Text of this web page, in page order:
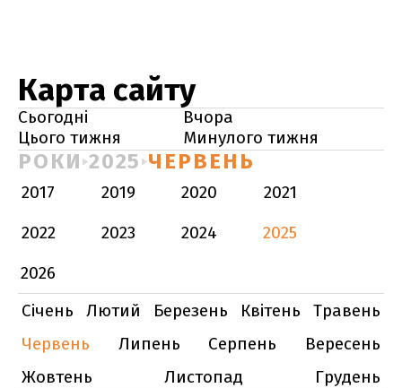
Карта сайту
Сьогодні
Вчора
Цього тижня
Минулого тижня
РОКИ 2025 ЧЕРВЕНЬ
2017 2019 2020
2021
2022
2023 2024
2025
2026
Січень
Лютий Березень Квітень
Травень
Червень
Липень Серпень
Вересень
Жовтень
Листопад
Грудень